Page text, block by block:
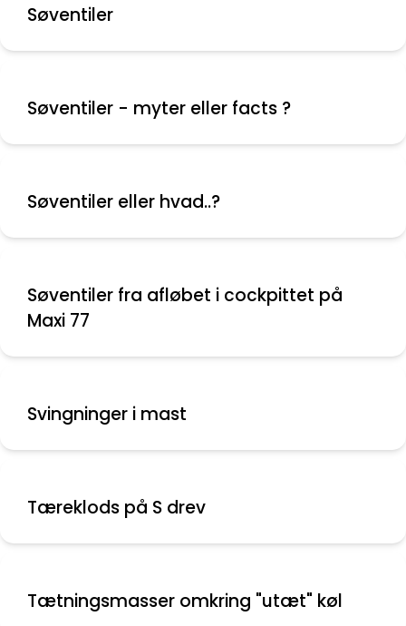
Søventiler
Søventiler - myter eller facts ?
Søventiler eller hvad..?
Søventiler fra afløbet i cockpittet på
Maxi 77
Svingninger i mast
Tæreklods på S drev
Tætningsmasser omkring "utæt" køl